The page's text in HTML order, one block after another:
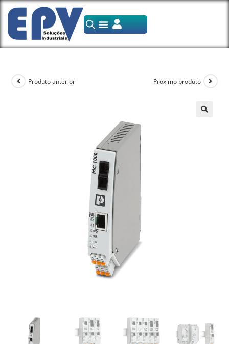
Produto anterior Próximo produto